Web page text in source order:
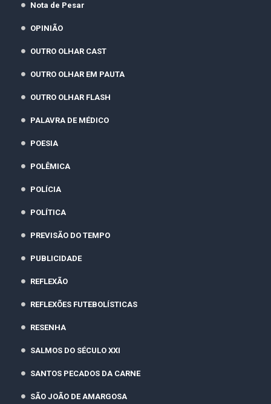
Nota de Pesar
OPINIÃO
OUTRO OLHAR CAST
OUTRO OLHAR EM PAUTA
OUTRO OLHAR FLASH
PALAVRA DE MÉDICO
POESIA
POLÊMICA
POLÍCIA
POLÍTICA
PREVISÃO DO TEMPO
PUBLICIDADE
REFLEXÃO
REFLEXÕES FUTEBOLÍSTICAS
RESENHA
SALMOS DO SÉCULO XXI
SANTOS PECADOS DA CARNE
SÃO JOÃO DE AMARGOSA